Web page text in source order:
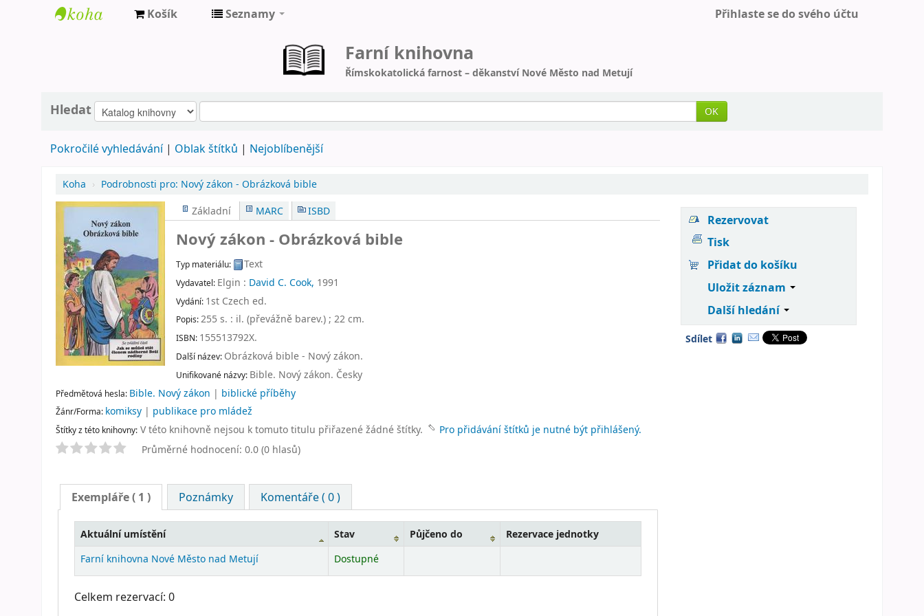
Město
Metují
Košík Seznamy Přihlaste se do svého účtu
Farní knihovna
Římskokatolická farnost – děkanství Nové Město nad Metují
Hledat OK
Pokročilé vyhledávání Oblak štítků Nejoblíbenější
Koha › Podrobnosti pro: Nový zákon - Obrázková bible
Základní MARC ISBD
Nový zákon - Obrázková bible
Typ materiálu: Text
Vydavatel: Elgin : David C. Cook, 1991
Vydání: 1st Czech ed.
Popis:255 s. : il. (převážně barev.) ; 22 cm.
ISBN: 155513792X.
Další název: Obrázková bible - Nový zákon.
Unifikované názvy: Bible. Nový zákon. Česky
Předmětová hesla: Bible. Nový zákon | biblické příběhy
Žánr/Forma: komiksy | publikace pro mládež
Štítky z této knihovny: V této knihovně nejsou k tomuto titulu přiřazené žádné štítky.
Pro přidávání štítků je nutné být přihlášený.
Průměrné hodnocení: 0.0 (0 hlasů)
Exempláře( 1 ) Poznámky Komentáře ( 0 )
Aktuální umístění Stav Půjčeno do
Rezervace jednotky
Farní knihovna Nové Město nad Metují
Dostupné
Celkem rezervací: 0
Rezervovat
Tisk
Přidat do košíku
Uložit záznam
Další hledání
Sdílet